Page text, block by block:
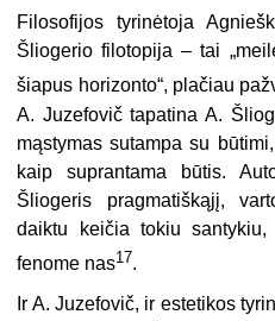
Filosofijos tyrinėtoja
Šliogerio filotopija – tai
šiapus horizonto“, plačiau
A. Juzefovič tapatina A.
mąstymas sutampa su
kaip suprantama būtis.
Šliogeris pragmatiškąjį,
daiktu keičia tokiu
fenome nas17.
Ir A. Juzefovič, ir estetikos